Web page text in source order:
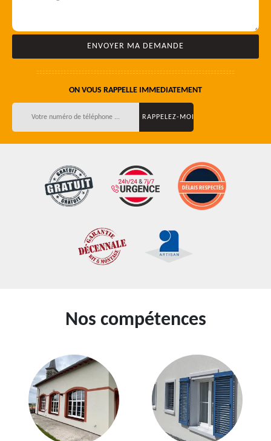
ON VOUS RAPPELLE IMMEDIATEMENT
Nos compétences